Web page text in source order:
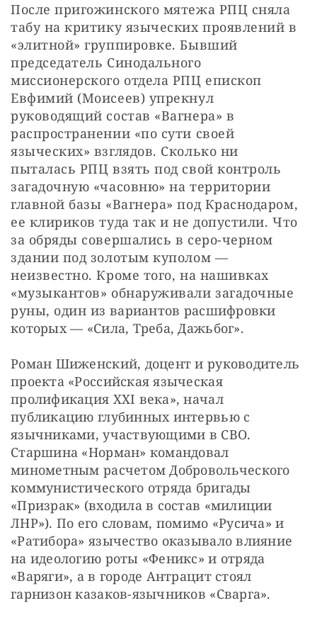
После пригожинского мятежа РПЦ сняла
табу на критику языческих проявлений в
«элитной» группировке. Бывший
председатель Синодального
миссионерского отдела РПЦ епископ
Евфимий (Моисеев) упрекнул
руководящий состав «Вагнера» в
распространении «по сути своей
языческих» взглядов. Сколько ни
пыталась РПЦ взять под свой контроль
загадочную «часовню» на территории
главной базы «Вагнера» под Краснодаром,
ее клириков туда так и не допустили. Что
за обряды совершались в серо-черном
здании под золотым куполом —
неизвестно. Кроме того, на нашивках
«музыкантов» обнаруживали загадочные
руны, один из вариантов расшифровки
которых — «Сила, Треба, Дажьбог».
Роман Шиженский, доцент и руководитель
проекта «Российская языческая
пролификация XXI века», начал
публикацию глубинных интервью с
язычниками, участвующими в СВО.
Старшина «Норман» командовал
минометным расчетом Добровольческого
коммунистического отряда бригады
«Призрак» (входила в состав «милиции
ЛНР»). По его словам, помимо «Русича» и
«Ратибора» язычество оказывало влияние
на идеологию роты «Феникс» и отряда
«Варяги», а в городе Антрацит стоял
гарнизон казаков-язычников «Сварга».